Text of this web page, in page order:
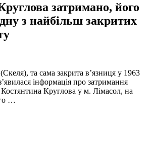
затримано, його
з найбільш закритих
та сама закрита в’язниця у 1963
інформація про затримання
Костянтина Круглова у м. Лімасол, на
…